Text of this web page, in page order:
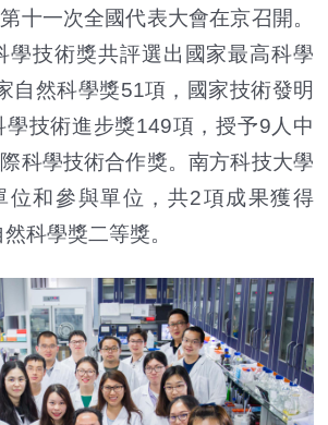
十一次全國代表大會在京召開。
學技術獎共評選出國家最高科學
自然科學獎51項，國家技術發明
技術進步獎149項，授予9人中
科學技術合作獎。南方科技大學
位和參與單位，共2項成果獲得
科學獎二等獎。